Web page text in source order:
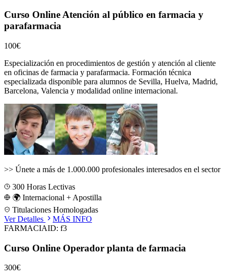
Curso Online Atención al público en farmacia y
parafarmacia
100€
Especialización en procedimientos de gestión y atención al cliente
en oficinas de farmacia y parafarmacia. Formación técnica
especializada disponible para alumnos de Sevilla, Huelva, Madrid,
Barcelona, Valencia y modalidad online internacional.
>> Únete a más de 1.000.000 profesionales interesados en el sector
300 Horas Lectivas
🌍 Internacional + Apostilla
Titulaciones Homologadas
Ver Detalles
MÁS INFO
FARMACIAID: f3
Curso Online Operador planta de farmacia
300€